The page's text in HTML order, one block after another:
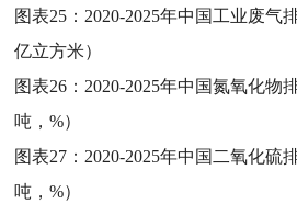
图表25： 2020-2025年中国工业废气
亿立方米）
图表26： 2020-2025年中国氮氧化物
吨，%）
图表27： 2020-2025年中国二氧化硫
吨，%）